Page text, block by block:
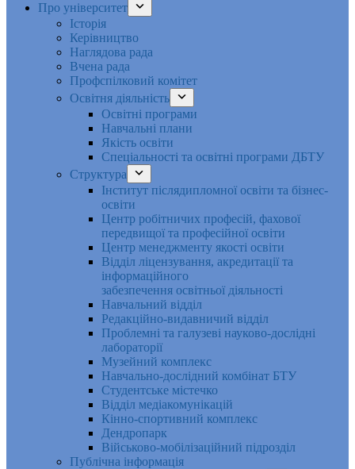
Про університет
Історія
Керівництво
Наглядова рада
Вчена рада
Профспілковий комітет
Освітня діяльність
Освітні програми
Навчальні плани
Якість освіти
Спеціальності та освітні програми ДБТУ
Структура
Інститут післядипломної освіти та бізнес-
освіти
Центр робітничих професій, фахової
передвищої та професійної освіти
Центр менеджменту якості освіти
Відділ ліцензування, акредитації та
інформаційного
забезпечення освітньої діяльності
Навчальний відділ
Редакційно-видавничий відділ
Проблемні та галузеві науково-дослідні
лабораторії
Музейний комплекс
Навчально-дослідний комбінат БТУ
Студентське містечко
Відділ медіакомунікацій
Кінно-спортивний комплекс
Дендропарк
Військово-мобілізаційний підрозділ
Публічна інформація